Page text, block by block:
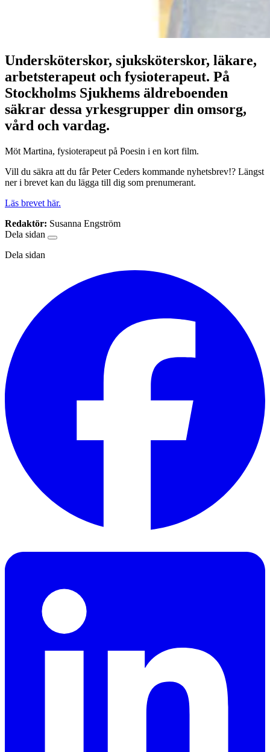
Undersköterskor, sjuksköterskor, läkare,
arbetsterapeut och fysioterapeut. På
Stockholms Sjukhems äldreboenden
säkrar dessa yrkesgrupper din omsorg,
vård och vardag.
Möt Martina, fysioterapeut på Poesin i en kort film.
Vill du säkra att du får Peter Ceders kommande nyhetsbrev!? Längst
ner i brevet kan du lägga till dig som prenumerant.
Läs brevet här.
Redaktör: Susanna Engström
Dela sidan
Dela sidan